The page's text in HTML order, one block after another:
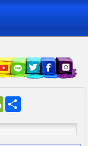
WeChat